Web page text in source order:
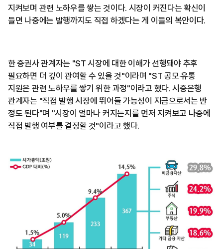
지켜보며 관련 노하우를 쌓는 것이다. 시장이 커진다는 확신이
들면 나중에는 발행까지도 직접 하겠다는 게 이들의 복안이다.
한 증권사 관계자는 "ST 시장에 대한 이해가 선행돼야 추후
필요하면 더 깊이 관여할 수 있을 것"이라며 "ST 공모·유통
지원은 관련 노하우를 쌓기 위한 과정"이라고 했다. 시중은행
관계자는 "직접 발행 시장에 뛰어들 가능성이 지금으로서는 반
정도 된다"며 "시장이 얼마나 커지는지를 먼저 지켜보고 나중에
직접 발행 여부를 결정할 것"이라고 했다.